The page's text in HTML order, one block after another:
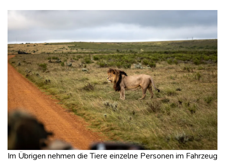
Im Übrigen nehmen die Tiere einzelne Personen im Fahrzeug